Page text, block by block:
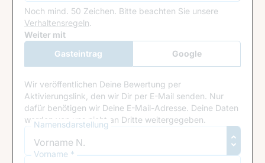
Noch mind. 50 Zeichen. Bitte beachten Sie unsere
Verhaltensregeln.
Google Recaptcha
Weiter mit
Gasteintrag
Google
Anmeldung
Wir veröffentlichen Deine Bewertung per
Aktivierungslink, den wir Dir per E-Mail senden. Nur
dafür benötigen wir Deine E-Mail-Adresse. Deine Daten
werden von uns nicht an Dritte weitergegeben.
Namensdarstellung
Vorname *